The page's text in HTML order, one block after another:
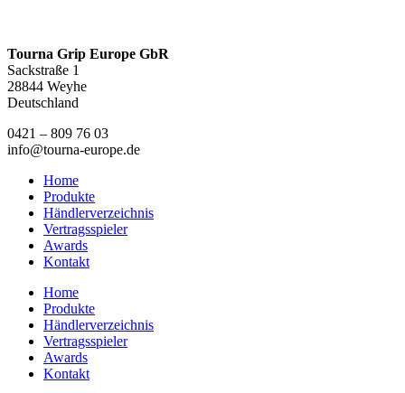
Tourna Grip Europe GbR
Sackstraße 1
28844 Weyhe
Deutschland
0421 – 809 76 03
info@tourna-europe.de
Home
Produkte
Händlerverzeichnis
Vertragsspieler
Awards
Kontakt
Home
Produkte
Händlerverzeichnis
Vertragsspieler
Awards
Kontakt